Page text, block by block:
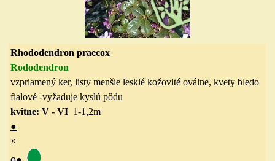
Rhododendron praecox
Rododendron
vzpriamený ker, listy menšie lesklé kožovité oválne, kvety bledo
fialové -vyžaduje kyslú pôdu
kvitne: V - VI 1-1,2m
●
×